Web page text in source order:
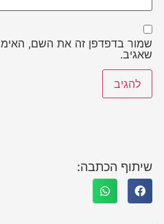
שמור בדפדפן זה את השם,
שאגיב.
שיתוף הכתבה: